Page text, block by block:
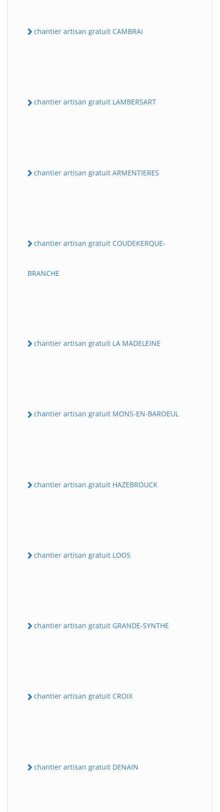
chantier artisan gratuit CAMBRAI
chantier artisan gratuit LAMBERSART
chantier artisan gratuit ARMENTIERES
chantier artisan gratuit COUDEKERQUE-
BRANCHE
chantier artisan gratuit LA MADELEINE
chantier artisan gratuit MONS-EN-BAROEUL
chantier artisan gratuit HAZEBROUCK
chantier artisan gratuit LOOS
chantier artisan gratuit GRANDE-SYNTHE
chantier artisan gratuit CROIX
chantier artisan gratuit DENAIN